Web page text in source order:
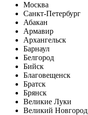
Москва
Санкт-Петербург
Абакан
Армавир
Архангельск
Барнаул
Белгород
Бийск
Благовещенск
Братск
Брянск
Великие Луки
Великий Новгород